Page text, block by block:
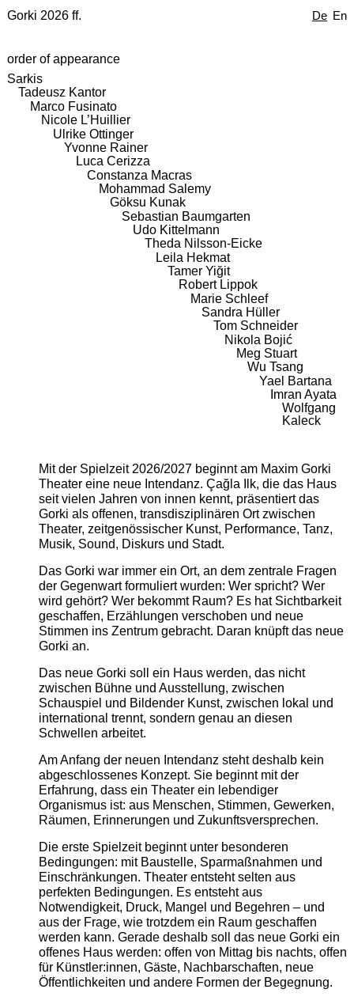
De En
Gorki 2026 ff.
order of appearance
Sarkis
Tadeusz Kantor
Marco Fusinato
Nicole L’Huillier
Ulrike Ottinger
Yvonne Rainer
Luca Cerizza
Constanza Macras
Mohammad Salemy
Göksu Kunak
Sebastian Baumgarten
Udo Kittelmann
Theda Nilsson-Eicke
Leila Hekmat
Tamer Yiğit
Robert Lippok
Marie Schleef
Sandra Hüller
Tom Schneider
Nikola Bojić
Meg Stuart
Wu Tsang
Yael Bartana
Imran Ayata
Wolfgang
Kaleck
Mit der Spielzeit 2026/2027 beginnt am Maxim Gorki
Theater eine neue Intendanz. Çağla Ilk, die das Haus
seit vielen Jahren von innen kennt, präsentiert das
Gorki als offenen, transdisziplinären Ort zwischen
Theater, zeitgenössischer Kunst, Performance, Tanz,
Musik, Sound, Diskurs und Stadt.
Das Gorki war immer ein Ort, an dem zentrale Fragen
der Gegenwart formuliert wurden: Wer spricht? Wer
wird gehört? Wer bekommt Raum? Es hat Sichtbarkeit
geschaffen, Erzählungen verschoben und neue
Stimmen ins Zentrum gebracht. Daran knüpft das neue
Gorki an.
Das neue Gorki soll ein Haus werden, das nicht
zwischen Bühne und Ausstellung, zwischen
Schauspiel und Bildender Kunst, zwischen lokal und
international trennt, sondern genau an diesen
Schwellen arbeitet.
Am Anfang der neuen Intendanz steht deshalb kein
abgeschlossenes Konzept. Sie beginnt mit der
Erfahrung, dass ein Theater ein lebendiger
Organismus ist: aus Menschen, Stimmen, Gewerken,
Räumen, Erinnerungen und Zukunftsversprechen.
Die erste Spielzeit beginnt unter besonderen
Bedingungen: mit Baustelle, Sparmaßnahmen und
Einschränkungen. Theater entsteht selten aus
perfekten Bedingungen. Es entsteht aus
Notwendigkeit, Druck, Mangel und Begehren – und
aus der Frage, wie trotzdem ein Raum geschaffen
werden kann. Gerade deshalb soll das neue Gorki ein
offenes Haus werden: offen von Mittag bis nachts, offen
für Künstler:innen, Gäste, Nachbarschaften, neue
Öffentlichkeiten und andere Formen der Begegnung.